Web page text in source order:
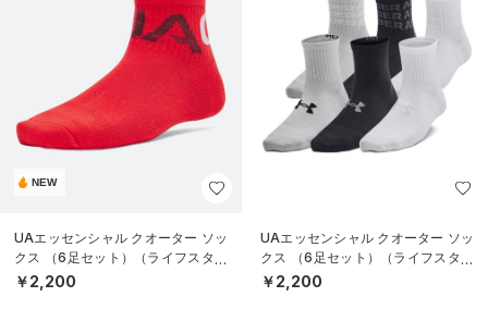
NEW
UAエッセンシャル クオーター ソッ
クス （6足セット）（ライフスタイ
ル/KIDS）
￥2,200
UAエッセンシャル クオーター ソッ
クス （6足セット）（ライフスタイ
ル/KIDS）
￥2,200